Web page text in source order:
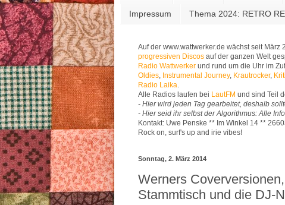
Impressum Thema 2024: RETRO
Auf der www.wattwerker.de wächst seit März
progressiven Discos auf der ganzen Welt
Radio Wattwerker und rund um die Uhr im
Oldies Instrumental Journey, Krautrocker,
Radio Laika
Alle Radios laufen bei LautFM und sind Teil
- Hier wird jeden Tag gearbeitet, deshalb
- Hier seid ihr selbst der Algorithmus: Alle
Kontakt: Uwe Penske ** Im Winkel 14 **
Rock on, surf's up and irie vibes!
Sonntag, 2. März 2014
Werners
Stammtisch und die DJ-